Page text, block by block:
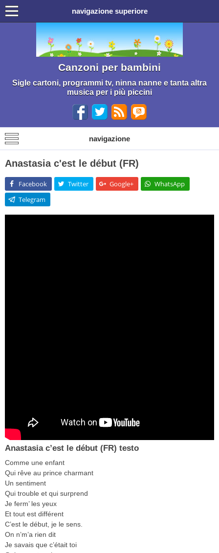
navigazione superiore
Canzoni per bambini
Sigle cartoni, programmi tv, ninna nanne e tanta altra
musica per i più piccini
navigazione
Anastasia c'est le début (FR)
Facebook Twitter Google+
WhatsApp
Telegram
Anastasia c’est le début (FR) testo
Comme une enfant
Qui rêve au prince charmant
Un sentiment
Qui trouble et qui surprend
Je ferm’ les yeux
Et tout est différent
C’est le début, je le sens.
On n’m’a rien dit
Je savais que c’était toi